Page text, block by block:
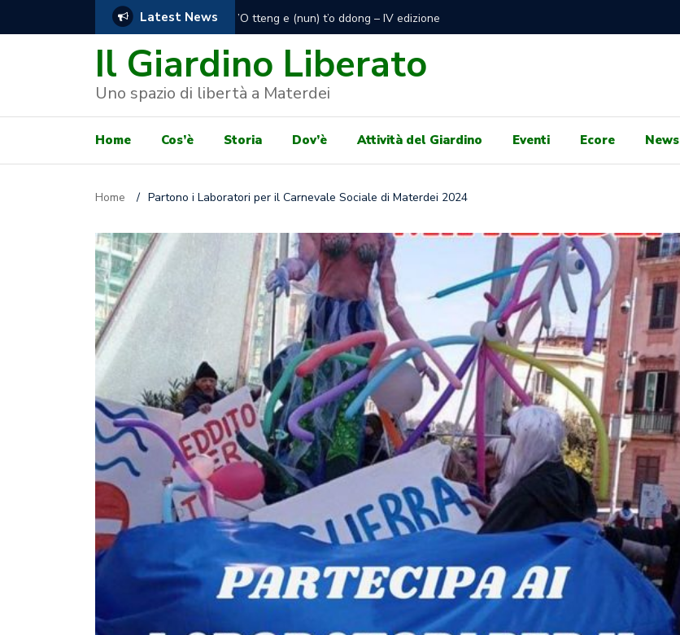
Latest News
Presidio degli attivisti di Mare Libero e gratuito sotto Autorità Portuale per
consegnare a prorogare le concessioni balneari per il 2024
Il Giardino Liberato
Uno spazio di libertà a Materdei
Home Cos’è Storia Dov’è Attività del Giardino Eventi Ecore News
Home / Partono i Laboratori per il Carnevale Sociale di Materdei 2024